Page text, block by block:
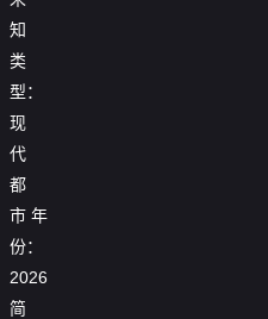
知
类
型：
现
代
都
市 年
份：
2026
简